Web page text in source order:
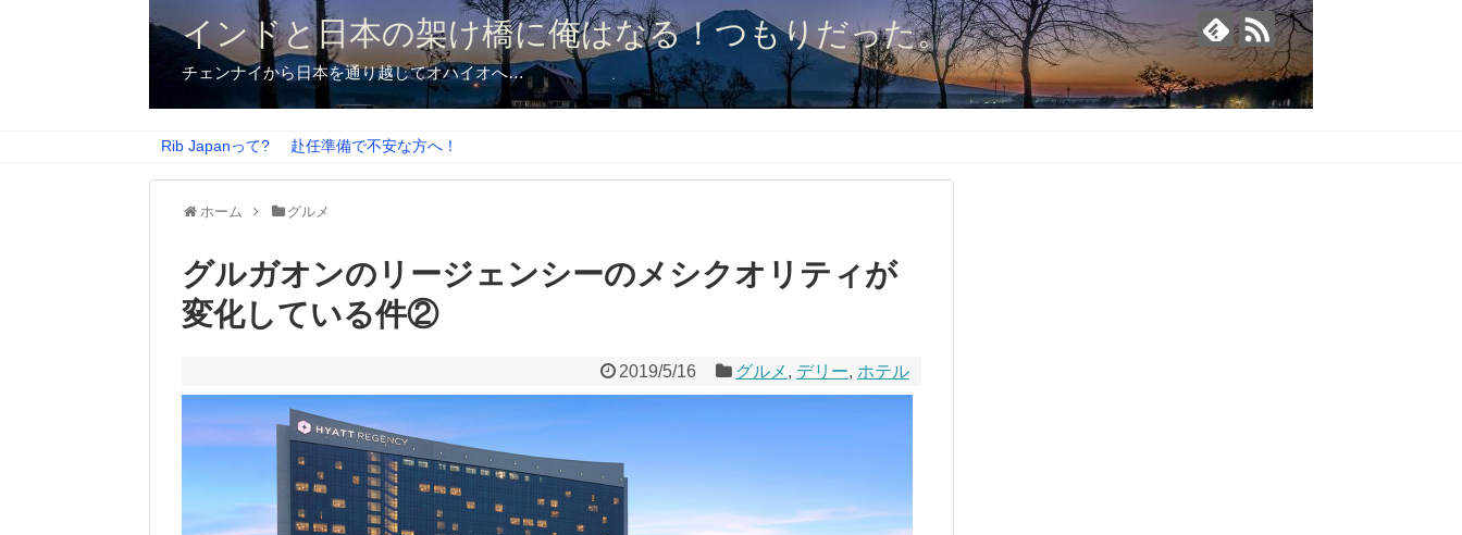
インドと日本の架け橋に俺はなる！つもりだった。
チェンナイから日本を通り越してオハイオへ…
Rib Japanって? 赴任準備で不安な方へ！
ホーム グルメ
グルガオンのリージェンシーのメシクオリティが
変化している件②
2019/5/16 グルメ , デリー, ホテル